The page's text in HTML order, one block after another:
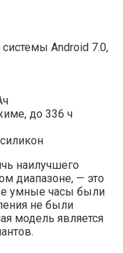
Android 7.0,
до 336 ч
наилучшего
диапазоне, — это
умные часы были
не были
модель является